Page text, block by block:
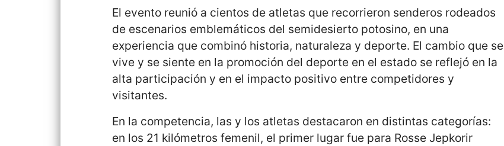
El evento reunió a cientos de atletas que recorrieron senderos rodeados
de escenarios emblemáticos del semidesierto potosino, en una
experiencia que combinó historia, naturaleza y deporte. El cambio que se
vive y se siente en la promoción del deporte en el estado se reflejó en la
alta participación y en el impacto positivo entre competidores y
visitantes.
En la competencia, las y los atletas destacaron en distintas categorías:
en los 21 kilómetros femenil, el primer lugar fue para Rosse Jepkorir